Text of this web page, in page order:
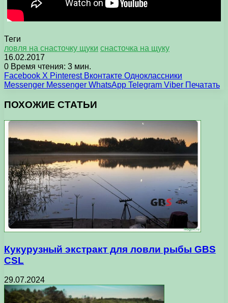
Теги
ловля на снасточку щуки снасточка на щуку
16.02.2017
0 Время чтения: 3 мин.
Facebook X Pinterest Вконтакте Одноклассники
Messenger Messenger WhatsApp Telegram Viber Печатать
ПОХОЖИЕ СТАТЬИ
Кукурузный экстракт для ловли рыбы GBS
CSL
29.07.2024